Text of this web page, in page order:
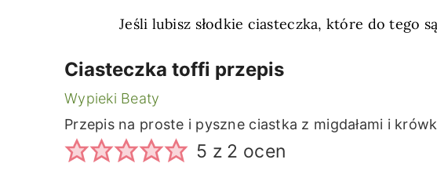
Jeśli lubisz słodkie ciasteczka, które do tego
Ciasteczka toffi przepis
Wypieki Beaty
Przepis na proste i pyszne ciastka z migdałami i
5 z 2 ocen